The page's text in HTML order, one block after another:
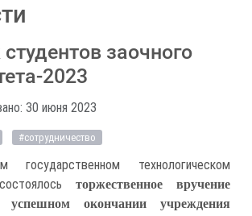
заочного
2023
материале
30 июня 2023
#сотрудничество
государственном технологическом
торжественное вручение
окончании учреждения